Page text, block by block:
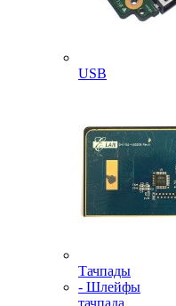
USB
Тачпады
- Шлейфы
тачпада